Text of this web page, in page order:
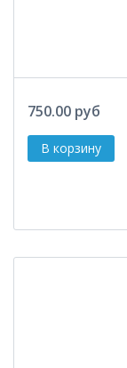
750.00 руб